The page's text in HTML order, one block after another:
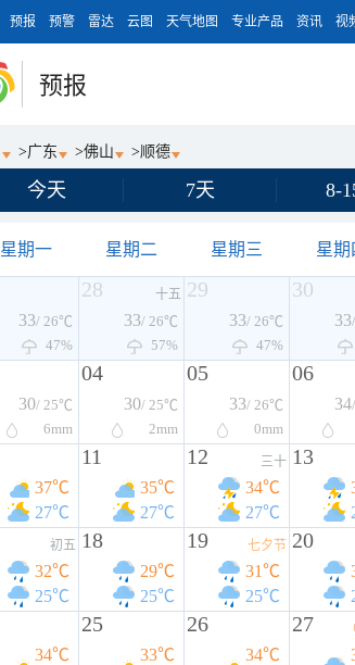
预报 预警 雷达 云图 天气地图 专业产品 资讯 视
预报
>广东 >佛山 >顺德
今天 7天 8-
星期一 星期二 星期三 星期
33/ 26℃
47%
28 十五
33/ 26℃
57%
29
33/ 26℃
47%
30
33
30/ 25℃
6mm
04
30/ 25℃
2mm
05
33/ 26℃
0mm
06
34
37℃
27℃
11
35℃
27℃
12 三十
34℃
27℃
13
初五
32℃
25℃
18
29℃
25℃
19 七夕节
31℃
25℃
20
34℃
25
33℃
26
34℃
27